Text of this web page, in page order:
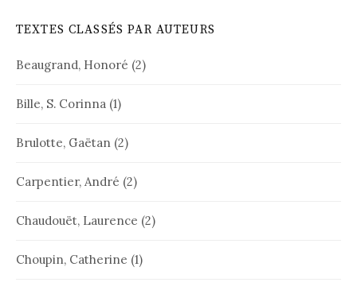
TEXTES CLASSÉS PAR AUTEURS
Beaugrand, Honoré (2)
Bille, S. Corinna (1)
Brulotte, Gaëtan (2)
Carpentier, André (2)
Chaudouët, Laurence (2)
Choupin, Catherine (1)